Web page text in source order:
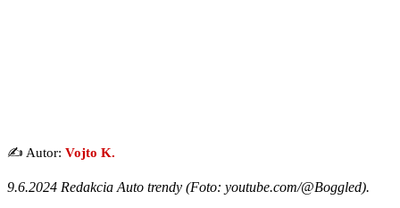
✍️ Autor: Vojto K.
9.6.2024 Redakcia Auto trendy (Foto: youtube.com/@Boggled).